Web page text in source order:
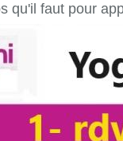
qu'il faut pour